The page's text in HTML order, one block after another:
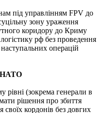
під управлінням FPV до
зону ураження
коридору до Криму
рф без проведення
операцій
НАТО
(зокрема генерали в
рішення про збиття
своїх кордонів без довгих